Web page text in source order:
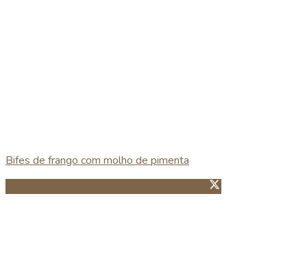
Bifes de frango com molho de pimenta
Guardar no Pinterest